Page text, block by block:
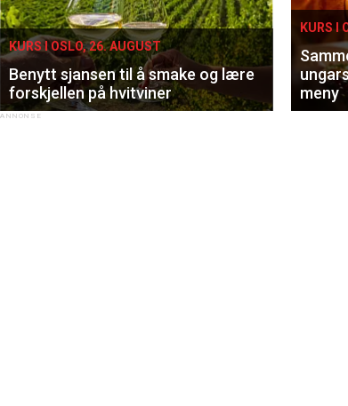
KURS I OSLO, 26. AUGUST
Benytt sjansen til å smake og lære
forskjellen på hvitviner
KURS I
meny